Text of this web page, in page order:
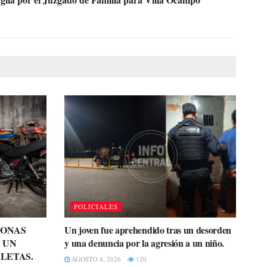
UN
POLICIALES
Un joven fue aprehendido tras un desorden
y una denuncia por la agresión a un niño.
AGOSTO 4, 2026 120